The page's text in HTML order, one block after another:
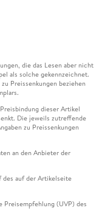
die das Lesen aber nicht
als solche gekennzeichnet.
Preissenkungen beziehen
dieser Artikel
Die jeweils zutreffende
zu Preissenkungen
an den Anbieter der
des auf der Artikelseite
(UVP) des